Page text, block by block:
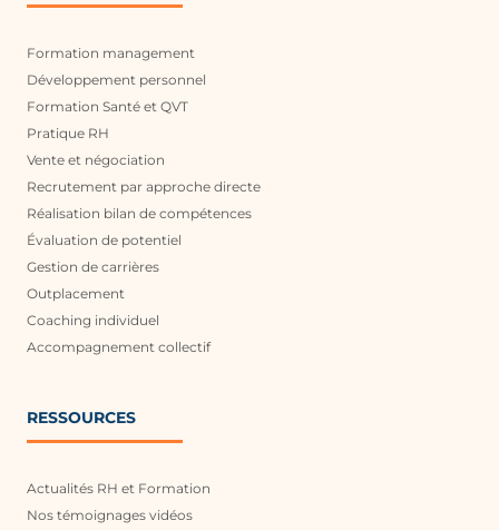
Formation management
Développement personnel
Formation Santé et QVT
Pratique RH
Vente et négociation
Recrutement par approche directe
Réalisation bilan de compétences
Évaluation de potentiel
Gestion de carrières
Outplacement
Coaching individuel
Accompagnement collectif
RESSOURCES
Actualités RH et Formation
Nos témoignages vidéos